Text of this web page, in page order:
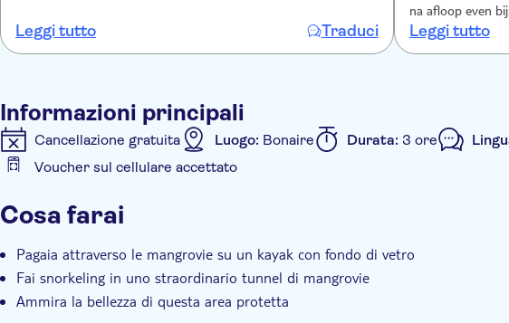
Leggi tutto Traduci
na afloop even
stroopwafel
Leggi tutto
Informazioni principali
Cancellazione gratuita Luogo: Bonaire Durata: 3 ore
Voucher sul cellulare accettato
Visita guidata
Cosa farai
Pagaia attraverso le mangrovie su un kayak con fondo di vetro
Fai snorkeling in uno straordinario tunnel di mangrovie
Ammira la bellezza di questa area protetta